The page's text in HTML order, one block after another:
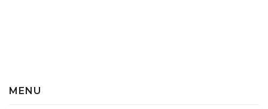
MENU